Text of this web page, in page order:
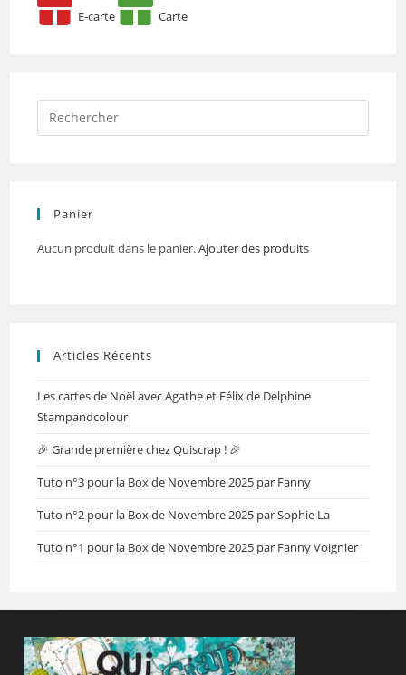
E-carte Carte
Panier
Aucun produit dans le panier.Ajouter des produits
Articles Récents
Les cartes de Noël avec Agathe et Félix de Delphine
Stampandcolour
🎉 Grande première chez Quiscrap ! 🎉
Tuto n°3 pour la Box de Novembre 2025 par Fanny
Tuto n°2 pour la Box de Novembre 2025 par Sophie La
Tuto n°1 pour la Box de Novembre 2025 par Fanny Voignier